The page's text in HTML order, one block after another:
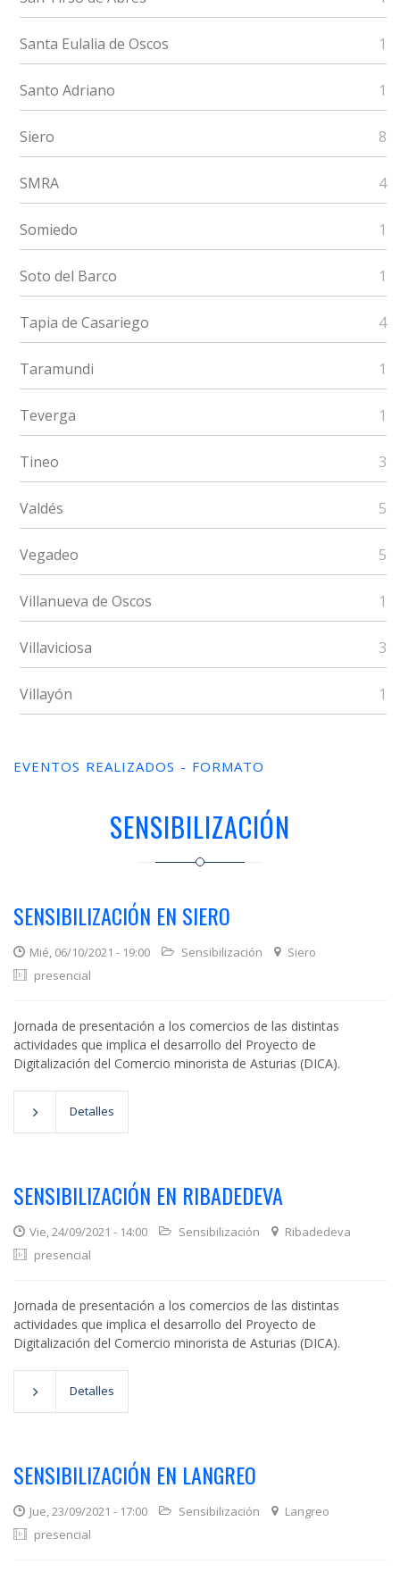
Santa Eulalia de Oscos 1
Santo Adriano 1
Siero 8
SMRA 4
Somiedo 1
Soto del Barco 1
Tapia de Casariego 4
Taramundi 1
Teverga 1
Tineo 3
Valdés 5
Vegadeo 5
Villanueva de Oscos 1
Villaviciosa 3
Villayón 1
EVENTOS REALIZADOS - FORMATO
SENSIBILIZACIÓN
SENSIBILIZACIÓN EN SIERO
Mié, 06/10/2021 - 19:00 Sensibilización
Siero
presencial
Jornada de presentación a los comercios de las distintas
actividades que implica el desarrollo del Proyecto de
Digitalización del Comercio minorista de Asturias (DICA).
Detalles
SENSIBILIZACIÓN EN RIBADEDEVA
Vie, 24/09/2021 - 14:00 Sensibilización
Ribadedeva
presencial
Jornada de presentación a los comercios de las distintas
actividades que implica el desarrollo del Proyecto de
Digitalización del Comercio minorista de Asturias (DICA).
Detalles
SENSIBILIZACIÓN EN LANGREO
Jue, 23/09/2021 - 17:00 Sensibilización
Langreo
presencial